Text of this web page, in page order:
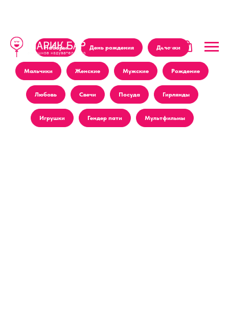
Наборы День рождения Девочки
Мальчики Женские Мужские Рождение
Любовь Свечи Посуда Гирлянды
Игрушки Гендер пати Мультфильмы